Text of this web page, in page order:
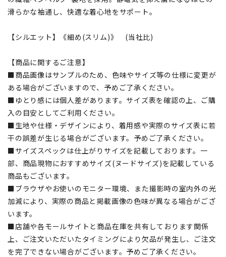
滑らかな袖通し、快適な着心地をサポート。
【シルエット】《細め(スリム)》 (当社比)
【商品に関するご注意】
■商品画像はサンプルのため、色味やサイズ等の仕様に変更が
ある場合がございますので、予めご了承ください。
■ゆとり感には個人差があります。サイズ表を確認の上、ご購
入の目安としてご利用ください。
■生地や仕様・デザインにより、着用感や実際のサイズ表に若
干の誤差が生じる場合がございます。予めご了承ください。
■サイズスペックは仕上がりサイズを記載しております。一
部、商品現物におすすめサイズ(ヌードサイズ)を記載している
商品もございます。
■ブラウザやお使いのモニター環境、また撮影時の室内外の光
加減により、実際の商品と掲載画像の色味が異なる場合がござ
います。
■店舗や各モールサイトと商品在庫を共有しております関係
上、ご注文いただいたタイミングにより欠品が発生し、ご注文
を完了できない場合がございます。予めご了承ください。